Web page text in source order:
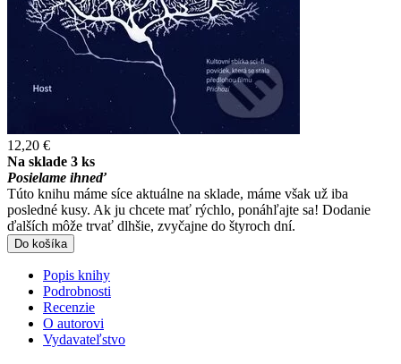
12,20 €
Na sklade 3 ks
Posielame ihneď
Túto knihu máme síce aktuálne na sklade, máme však už iba
posledné kusy. Ak ju chcete mať rýchlo, ponáhľajte sa! Dodanie
ďalších môže trvať dlhšie, zvyčajne do štyroch dní.
Do košíka
Popis knihy
Podrobnosti
Recenzie
O autorovi
Vydavateľstvo